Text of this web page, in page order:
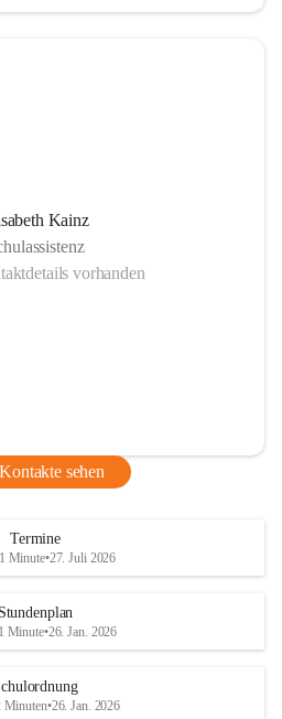
Kainz
vorhanden
sehen
Termine
Minute•27. Juli 2026
Stundenplan
Minute•26. Jan. 2026
Minuten•26. Jan. 2026